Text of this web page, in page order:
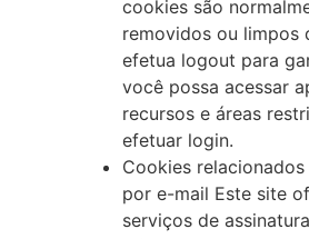
cookies são
removidos ou limpos
efetua logout para
você possa acessar
recursos e áreas
efetuar login.
Cookies
por e-mail Este site
serviços de